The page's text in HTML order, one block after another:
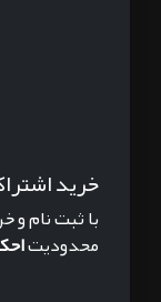
خرید
با ثبت نام و
محدودیت